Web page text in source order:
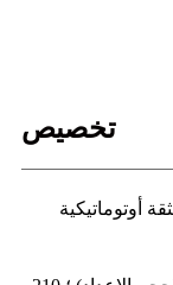
تخصيص
أوتوماتيكية